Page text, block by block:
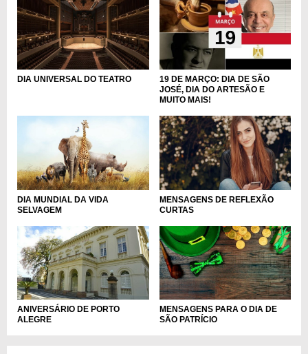
DIA UNIVERSAL DO TEATRO
19 DE MARÇO: DIA DE SÃO
JOSÉ, DIA DO ARTESÃO E
MUITO MAIS!
DIA MUNDIAL DA VIDA
SELVAGEM
MENSAGENS DE REFLEXÃO
CURTAS
ANIVERSÁRIO DE PORTO
ALEGRE
MENSAGENS PARA O DIA DE
SÃO PATRÍCIO